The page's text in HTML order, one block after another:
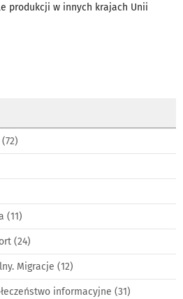
produkcji w innych krajach Unii
(72)
(11)
(24)
Migracje (12)
informacyjne (31)